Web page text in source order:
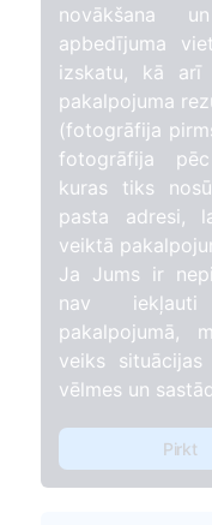
novākšana
apbedījuma
izskatu, kā arī
pakalpojuma
(fotogrāfija
fotogrāfija
kuras tiks
pasta adresi,
veiktā
Ja Jums ir
nav iekļauti
pakalpojumā,
veiks
vēlmes un
Pirkt